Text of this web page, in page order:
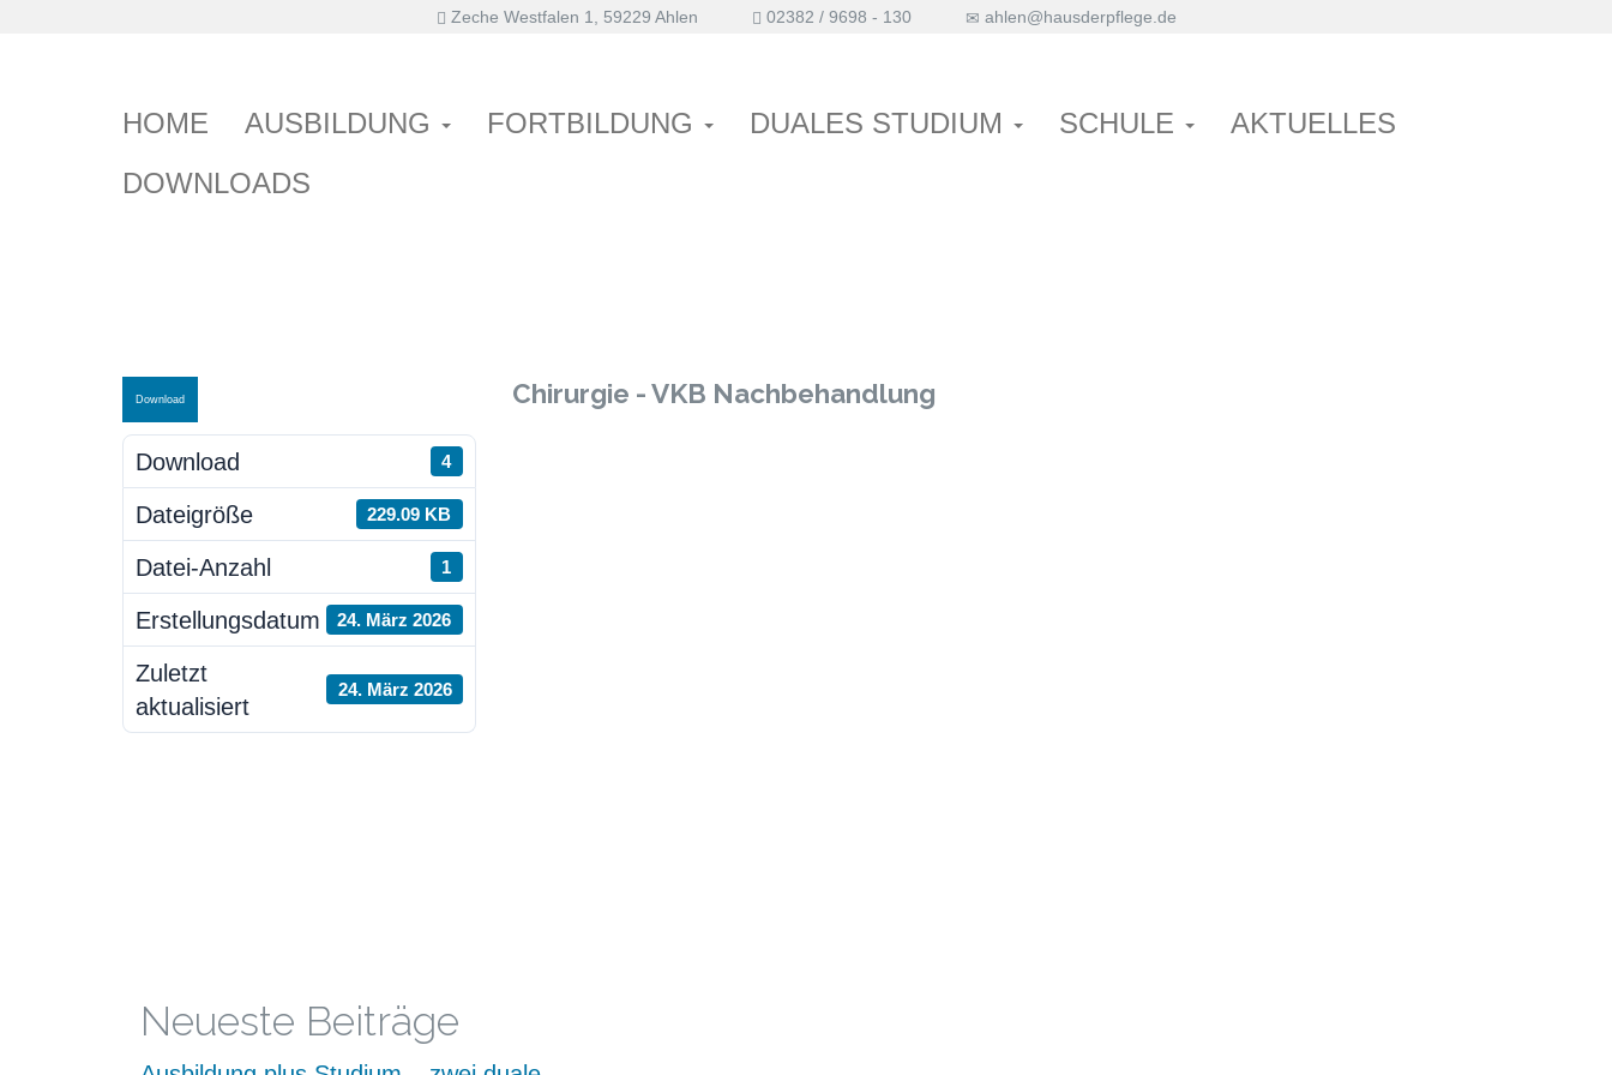
Zeche Westfalen 1, 59229 Ahlen 02382 / 9698 - 130 ahlen@hausderpflege.de
HOME AUSBILDUNG FORTBILDUNG DUALES STUDIUM SCHULE
AKTUELLES
DOWNLOADS
Download
Download 4
Dateigröße 229.09 KB
Datei-Anzahl 1
Erstellungsdatum 24. März 2026
Zuletzt
aktualisiert
24. März 2026
Chirurgie - VKB Nachbehandlung
Neueste Beiträge